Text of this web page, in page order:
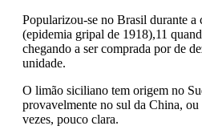
Popularizou-se no Brasil durante a
(epidemia gripal de 1918),11
chegando a ser comprada por de
unidade.
O limão siciliano tem origem no
provavelmente no sul da China,
vezes, pouco clara.